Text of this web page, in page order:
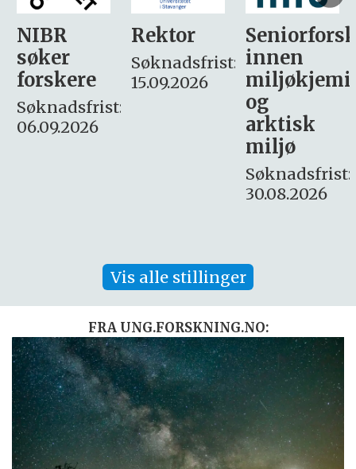
Rektor
Søknadsfrist:
15.09.2026
Seniorforsker
innen
miljøkjemi
søker
– fast
Søknadsfrist:
16. august.
Vis alle stillinger
FRA UNG.FORSKNING.NO: